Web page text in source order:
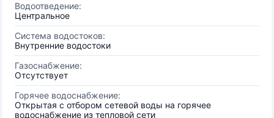
Водоотведение:
Центральное
Система водостоков:
Внутренние водостоки
Газоснабжение:
Отсутствует
Горячее водоснабжение:
Открытая с отбором сетевой воды на горячее
водоснабжение из тепловой сети